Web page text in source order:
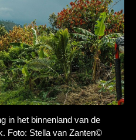
in het binnenland van de
Foto: Stella van Zanten©